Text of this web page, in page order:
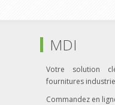
MDI
Votre solution
fournitures
Commandez en